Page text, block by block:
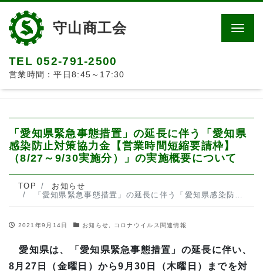
守山商工会
TEL 052-791-2500
営業時間：平日8:45～17:30
「愛知県緊急事態措置」の延長に伴う「愛知県
感染防止対策協力金【営業時間短縮要請枠】
（8/27～9/30実施分）」の実施概要について
TOP
お知らせ
「愛知県緊急事態措置」の延長に伴う「愛知県感染防止対策協力金【営業時間短縮要請枠】（8/27～9/30実施分）」の実施概要について
2021年9月14日 お知らせ コロナウイルス関連情報
愛知県は、「愛知県緊急事態措置」の延長に伴い、
8月27日（金曜日）から9月30日（木曜日）までを対